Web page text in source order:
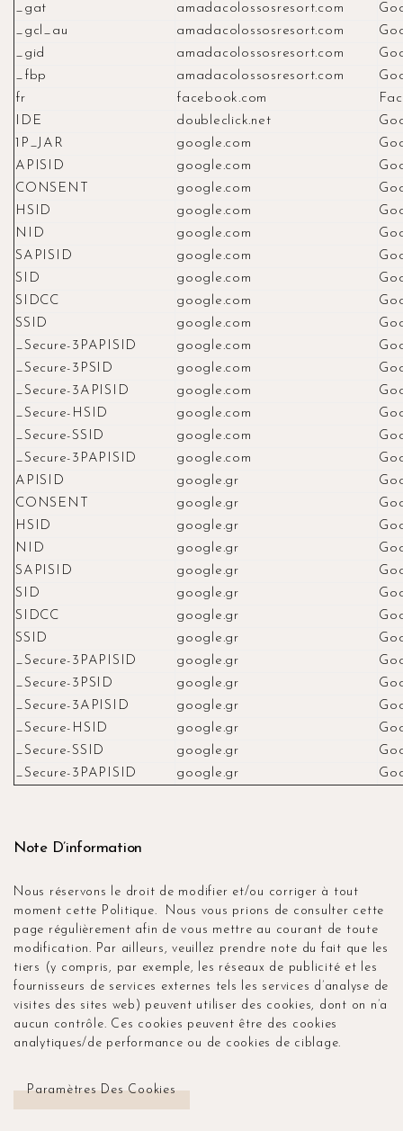
_gat
amadacolossosresort.com
_gcl_au
amadacolossosresort.com
_gid
amadacolossosresort.com
_fbp
amadacolossosresort.com
fr
facebook.com
IDE
doubleclick.net
1P_JAR
google.com
APISID
google.com
CONSENT
google.com
HSID
google.com
NID
google.com
SAPISID
google.com
SID
google.com
SIDCC
google.com
SSID
google.com
_Secure-3PAPISID
google.com
_Secure-3PSID
google.com
_Secure-3APISID
google.com
_Secure-HSID
google.com
_Secure-SSID
google.com
_Secure-3PAPISID
google.com
APISID
google.gr
CONSENT
google.gr
HSID
google.gr
NID
google.gr
SAPISID
google.gr
SID
google.gr
SIDCC
google.gr
SSID
google.gr
_Secure-3PAPISID
google.gr
_Secure-3PSID
google.gr
_Secure-3APISID
google.gr
_Secure-HSID
google.gr
_Secure-SSID
google.gr
_Secure-3PAPISID
google.gr
Note D’information
Nous réservons le droit de modifier et/ou corriger à tout
moment cette Politique. Nous vous prions de consulter cette
page régulièrement afin de vous mettre au courant de toute
modification. Par ailleurs, veuillez prendre note du fait que les
tiers (y compris, par exemple, les réseaux de publicité et les
fournisseurs de services externes tels les services d’analyse de
visites des sites web) peuvent utiliser des cookies, dont on n’a
aucun contrôle. Ces cookies peuvent être des cookies
analytiques/de performance ou de cookies de ciblage.
Paramètres Des Cookies